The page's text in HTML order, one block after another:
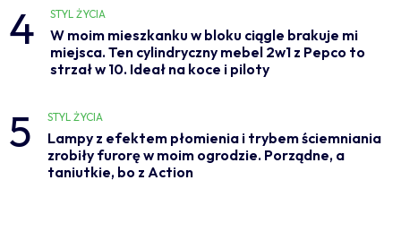
4 STYL ŻYCIA
W moim mieszkanku w bloku ciągle brakuje mi
miejsca. Ten cylindryczny mebel 2w1 z Pepco to
strzał w 10. Ideał na koce i piloty
5 STYL ŻYCIA
Lampy z efektem płomienia i trybem ściemniania
zrobiły furorę w moim ogrodzie. Porządne, a
taniutkie, bo z Action